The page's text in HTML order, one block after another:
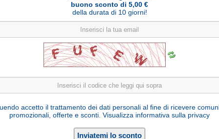
buono sconto di 5,00 €
della durata di 10 giorni!
accetto il trattamento dei dati personali al fine di ricevere
promozionali, offerte e sconti. Visualizza informativa sulla privacy
Cerca
Collane libri
Articoli religiosi
di Medjugorje del 25 gennaio 2023 a Marija